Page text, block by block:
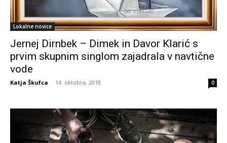
Lokalne novice
Jernej Dirnbek – Dimek in Davor Klarić s
prvim skupnim singlom zajadrala v navtične
vode
Katja Škufca - 14. oktobra, 2018 0